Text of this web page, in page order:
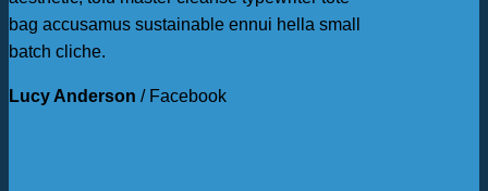
bag accusamus sustainable ennui hella small
batch cliche.
Lucy Anderson / Facebook